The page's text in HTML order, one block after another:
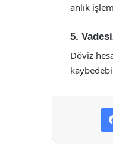
anlık
5.
Döviz